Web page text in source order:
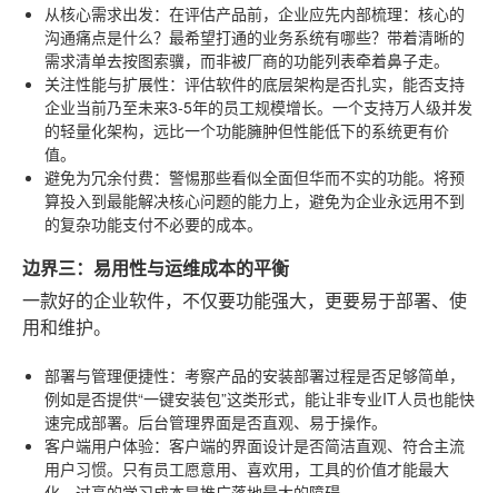
从核心需求出发：在评估产品前，企业应先内部梳理：核心的
沟通痛点是什么？最希望打通的业务系统有哪些？带着清晰的
需求清单去按图索骥，而非被厂商的功能列表牵着鼻子走。
关注性能与扩展性：评估软件的底层架构是否扎实，能否支持
企业当前乃至未来3-5年的员工规模增长。一个支持万人级并发
的轻量化架构，远比一个功能臃肿但性能低下的系统更有价
值。
避免为冗余付费：警惕那些看似全面但华而不实的功能。将预
算投入到最能解决核心问题的能力上，避免为企业永远用不到
的复杂功能支付不必要的成本。
边界三：易用性与运维成本的平衡
一款好的企业软件，不仅要功能强大，更要易于部署、使
用和维护。
部署与管理便捷性：考察产品的安装部署过程是否足够简单，
例如是否提供“一键安装包”这类形式，能让非专业IT人员也能快
速完成部署。后台管理界面是否直观、易于操作。
客户端用户体验：客户端的界面设计是否简洁直观、符合主流
用户习惯。只有员工愿意用、喜欢用，工具的价值才能最大